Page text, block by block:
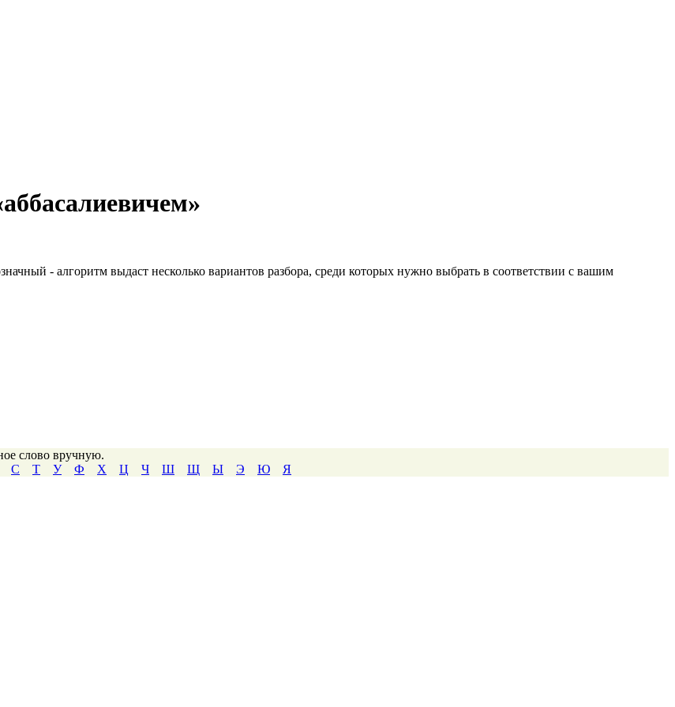
- алгоритм выдаст несколько вариантов разбора, среди которых нужно выбрать в соответствии с вашим
слово вручную.
С Т У Ф Х Ц Ч Ш Щ Ы Э Ю
Я